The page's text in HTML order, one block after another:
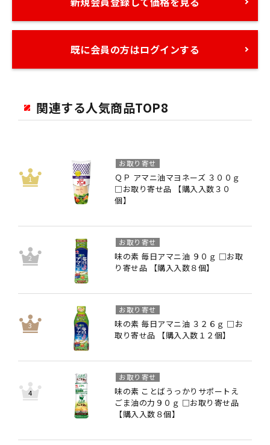
既に会員の方はログインする
関連する人気商品TOP8
ＱＰ アマニ油マヨネーズ ３００ｇ
□お取り寄せ品 【購入入数３０
個】
お取り寄せ
味の素 毎日アマニ油 ９０ｇ □お取
り寄せ品 【購入入数８個】
お取り寄せ
味の素 毎日アマニ油 ３２６ｇ □お
取り寄せ品 【購入入数１２個】
お取り寄せ
味の素 ことばうっかりサポートえ
ごま油の力９０ｇ □お取り寄せ品
【購入入数８個】
お取り寄せ